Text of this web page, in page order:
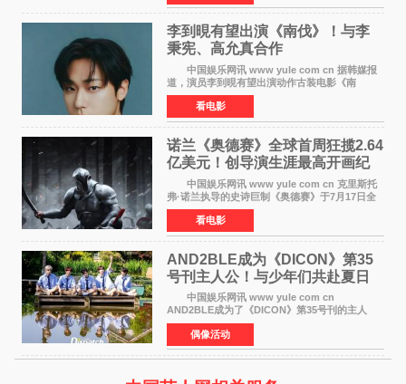
点燃了盛夏的电
李到晛有望出演《南伐》！与李
秉宪、高允真合作
中国娱乐网讯 www yule com cn 据韩媒报
道，演员李到晛有望出演动作古装电影《南
伐》，与李秉宪、高允真合作，引发关注。
该片为动作古装片，讲述朝鲜初期，为了解救被
倭寇绑走的俘虏，9
看电影
诺兰《奥德赛》全球首周狂揽2.64
亿美元！创导演生涯最高开画纪
中国娱乐网讯 www yule com cn 克里斯托
弗·诺兰执导的史诗巨制《奥德赛》于7月17日全
球上映，首周末票房表现远超预期——北美首周
三天粗报1 245亿美元（开画3919馆），全球首周
2 641亿美元
看电影
AND2BLE成为《DICON》第35
号刊主人公！与少年们共赴夏日
之约
中国娱乐网讯 www yule com cn
AND2BLE成为了《DICON》第35号刊的主人
公，本期标题为And The Summer。作为出道后
首次担任杂志画报主角的完整体，AND2BLE用清
澈的少年感与全新的夏天相遇了
偶像活动